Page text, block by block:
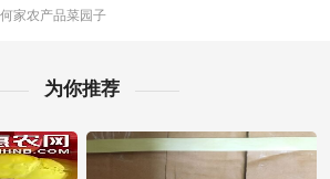
附近齐**老板10小时前询价供应商
附近阳**老板10小时前询价供应商
商品
何家农产品菜园子
为你推荐